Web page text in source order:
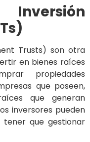
Trusts) son otra
en bienes raíces
propiedades
que poseen,
que generan
inversores pueden
tener que gestionar